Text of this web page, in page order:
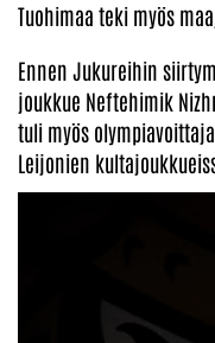
Tuohimaa teki myös
Ennen Jukureihin
joukkue Neftehimik
tuli myös
Leijonien